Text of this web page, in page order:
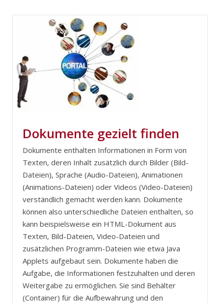
Dokumente gezielt finden
Dokumente enthalten Informationen in Form von
Texten, deren Inhalt zusätzlich durch Bilder (Bild-
Dateien), Sprache (Audio-Dateien), Animationen
(Animations-Dateien) oder Videos (Video-Dateien)
verständlich gemacht werden kann. Dokumente
können also unterschiedliche Dateien enthalten, so
kann beispielsweise ein HTML-Dokument aus
Texten, Bild-Dateien, Video-Dateien und
zusätzlichen Programm-Dateien wie etwa Java
Applets aufgebaut sein. Dokumente haben die
Aufgabe, die Informationen festzuhalten und deren
Weitergabe zu ermöglichen. Sie sind Behälter
(Container) für die Aufbewahrung und den